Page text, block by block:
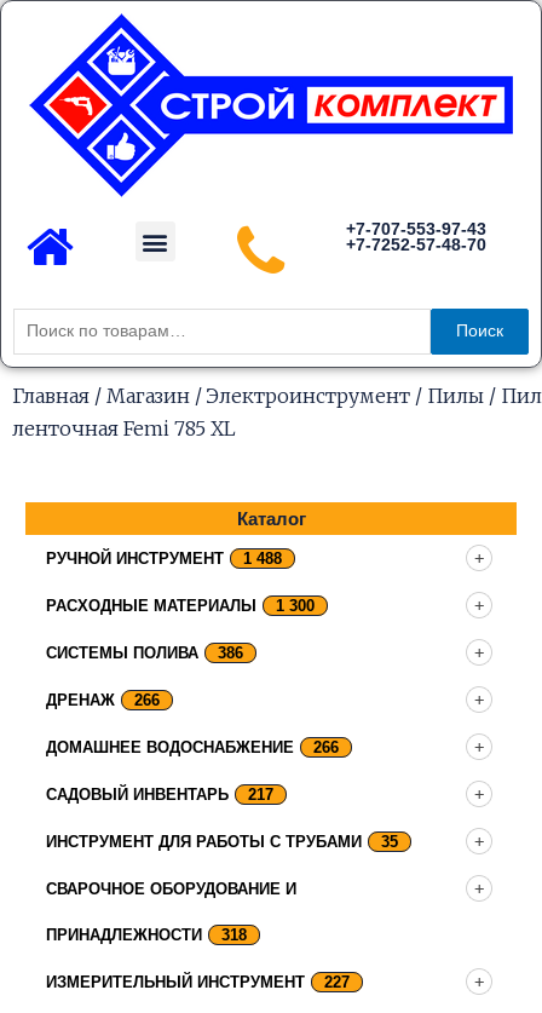
Перейти
содержимому
Menu
+7-707-553-97-43
+7-7252-57-48-70
Искать:
Поиск
Главная / Магазин / Электроинструмент / Пилы /
ленточная Femi 785 XL
Каталог
РУЧНОЙ ИНСТРУМЕНТ 1 488
РАСХОДНЫЕ МАТЕРИАЛЫ 1 300
СИСТЕМЫ ПОЛИВА 386
ДРЕНАЖ 266
ДОМАШНЕЕ ВОДОСНАБЖЕНИЕ 266
САДОВЫЙ ИНВЕНТАРЬ 217
ИНСТРУМЕНТ ДЛЯ РАБОТЫ С ТРУБАМИ 35
СВАРОЧНОЕ ОБОРУДОВАНИЕ И
ПРИНАДЛЕЖНОСТИ 318
ИЗМЕРИТЕЛЬНЫЙ ИНСТРУМЕНТ 227